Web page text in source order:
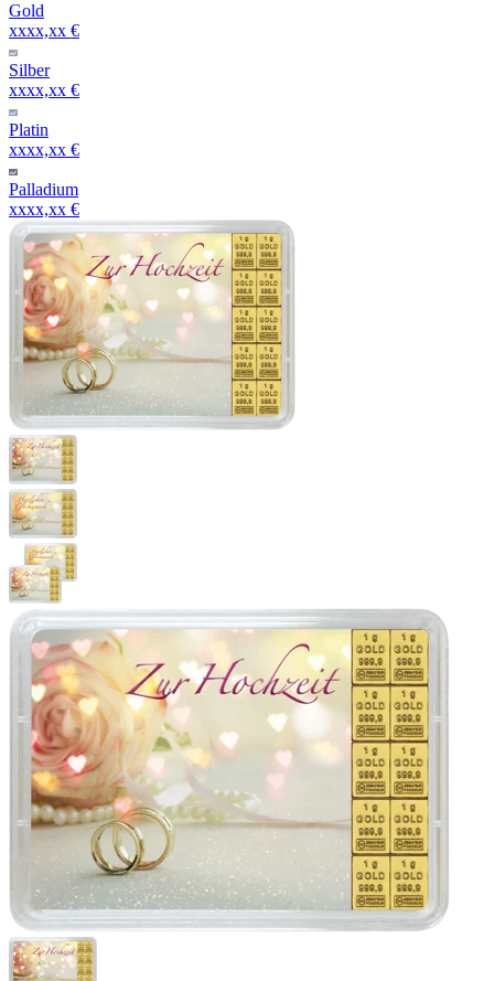
Gold
xxxx,xx €
Silber
xxxx,xx €
Platin
xxxx,xx €
Palladium
xxxx,xx €